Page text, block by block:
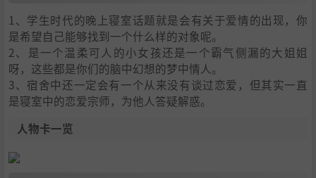
1、学生时代的晚上寝室话题就是会有关于爱情的出现，你
是希望自己能够找到一个什么样的对象呢。
2、是一个温柔可人的小女孩还是一个霸气侧漏的大姐姐
呀，这些都是你们的脑中幻想的梦中情人。
3、宿舍中还一定会有一个从来没有谈过恋爱，但其实一直
是寝室中的恋爱宗师，为他人答疑解惑。
人物卡一览